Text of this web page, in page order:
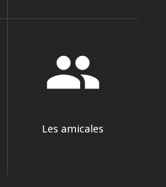
group
Les amicales